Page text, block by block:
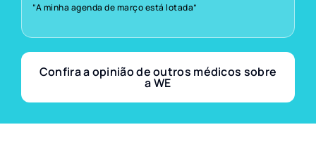
“A minha agenda de março está lotada”
Confira a opinião de outros médicos sobre
a WE